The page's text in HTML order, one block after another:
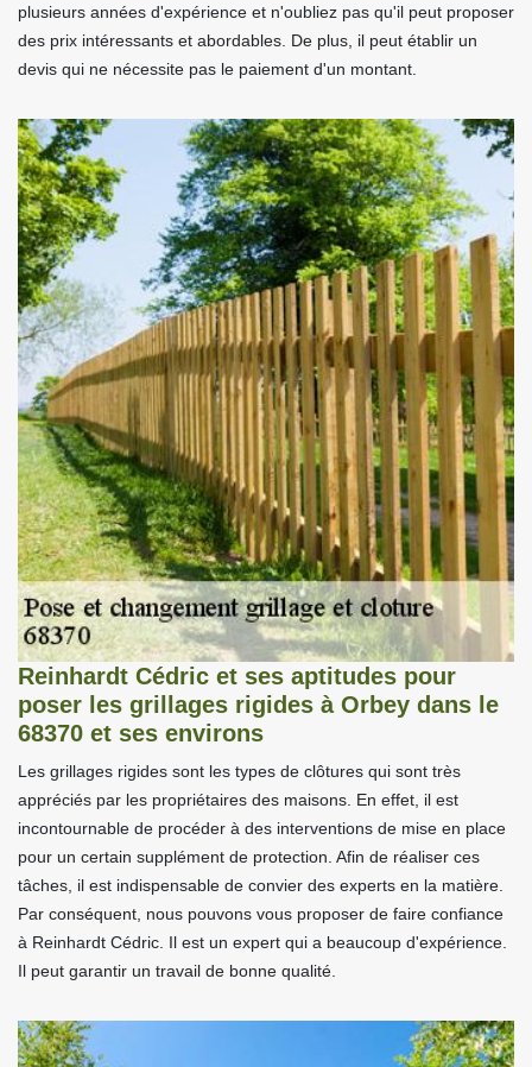
plusieurs années d'expérience et n'oubliez pas qu'il peut proposer
des prix intéressants et abordables. De plus, il peut établir un
devis qui ne nécessite pas le paiement d'un montant.
Reinhardt Cédric et ses aptitudes pour
poser les grillages rigides à Orbey dans le
68370 et ses environs
Les grillages rigides sont les types de clôtures qui sont très
appréciés par les propriétaires des maisons. En effet, il est
incontournable de procéder à des interventions de mise en place
pour un certain supplément de protection. Afin de réaliser ces
tâches, il est indispensable de convier des experts en la matière.
Par conséquent, nous pouvons vous proposer de faire confiance
à Reinhardt Cédric. Il est un expert qui a beaucoup d'expérience.
Il peut garantir un travail de bonne qualité.